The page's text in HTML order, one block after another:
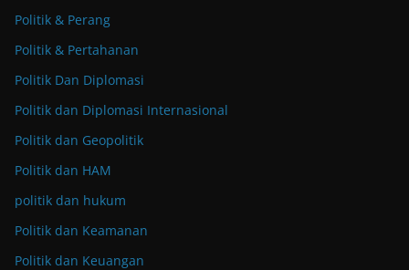
Politik & Perang
Politik & Pertahanan
Politik Dan Diplomasi
Politik dan Diplomasi Internasional
Politik dan Geopolitik
Politik dan HAM
politik dan hukum
Politik dan Keamanan
Politik dan Keuangan